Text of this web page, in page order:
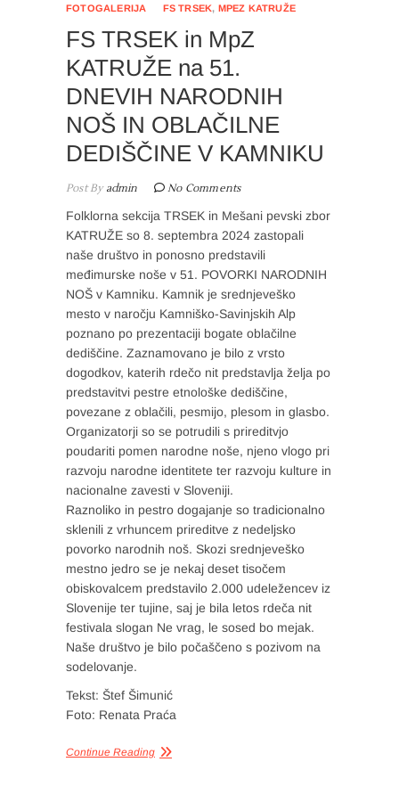
FOTOGALERIJA FS TRSEK, MPEZ KATRUŽE
FS TRSEK in MpZ
KATRUŽE na 51.
DNEVIH NARODNIH
NOŠ IN OBLAČILNE
DEDIŠČINE V KAMNIKU
Post Byadmin No Comments
Folklorna sekcija TRSEK in Mešani pevski zbor
KATRUŽE so 8. septembra 2024 zastopali
naše društvo in ponosno predstavili
međimurske noše v 51. POVORKI NARODNIH
NOŠ v Kamniku. Kamnik je srednjeveško
mesto v naročju Kamniško-Savinjskih Alp
poznano po prezentaciji bogate oblačilne
dediščine. Zaznamovano je bilo z vrsto
dogodkov, katerih rdečo nit predstavlja želja po
predstavitvi pestre etnološke dediščine,
povezane z oblačili, pesmijo, plesom in glasbo.
Organizatorji so se potrudili s prireditvjo
poudariti pomen narodne noše, njeno vlogo pri
razvoju narodne identitete ter razvoju kulture in
nacionalne zavesti v Sloveniji.
Raznoliko in pestro dogajanje so tradicionalno
sklenili z vrhuncem prireditve z nedeljsko
povorko narodnih noš. Skozi srednjeveško
mestno jedro se je nekaj deset tisočem
obiskovalcem predstavilo 2.000 udeležencev iz
Slovenije ter tujine, saj je bila letos rdeča nit
festivala slogan Ne vrag, le sosed bo mejak.
Naše društvo je bilo počaščeno s pozivom na
sodelovanje.
Tekst: Štef Šimunić
Foto: Renata Praća
Continue Reading